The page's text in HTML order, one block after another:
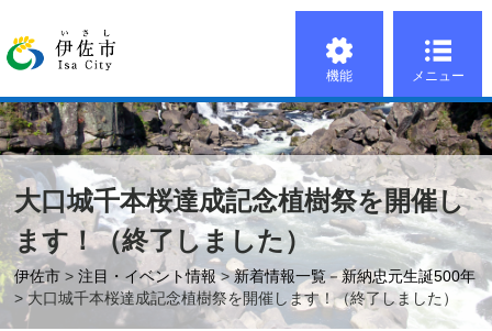
機能 メニュー
大口城千本桜達成記念植樹祭を開催し
ます！（終了しました）
伊佐市 >注目・イベント情報>新着情報一覧－新納忠元生誕500年
> 大口城千本桜達成記念植樹祭を開催します！（終了しました）